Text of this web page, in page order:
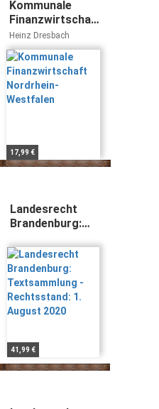
Kommunale
Finanzwirtschaft
Nordrhein-
Westfalen
Heinz Dresbach
17,99 €
Landesrecht
Brandenburg:
Rechtsstand: 1.
August 2020
41,99 €